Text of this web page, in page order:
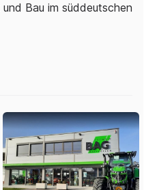
Bau im süddeutschen